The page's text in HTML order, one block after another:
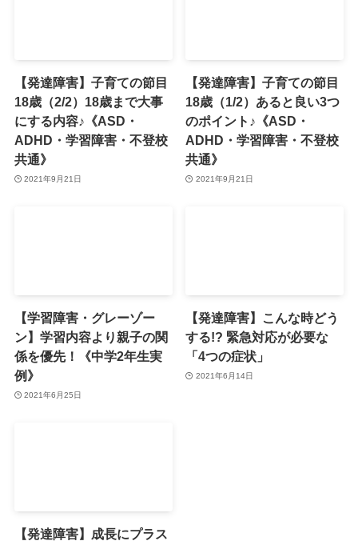
【発達障害】子育ての節目
18歳（2/2）18歳まで大事
にする内容♪《ASD・
ADHD・学習障害・不登校
共通》
2021年9月21日
【発達障害】子育ての節目
18歳（1/2）あると良い3つ
のポイント♪《ASD・
ADHD・学習障害・不登校
共通》
2021年9月21日
【学習障害・グレーゾー
ン】学習内容より親子の関
係を優先！《中学2年生実
例》
2021年6月25日
【発達障害】こんな時どう
する!? 緊急対応が必要な
「4つの症状」
2021年6月14日
【発達障害】成長にプラス